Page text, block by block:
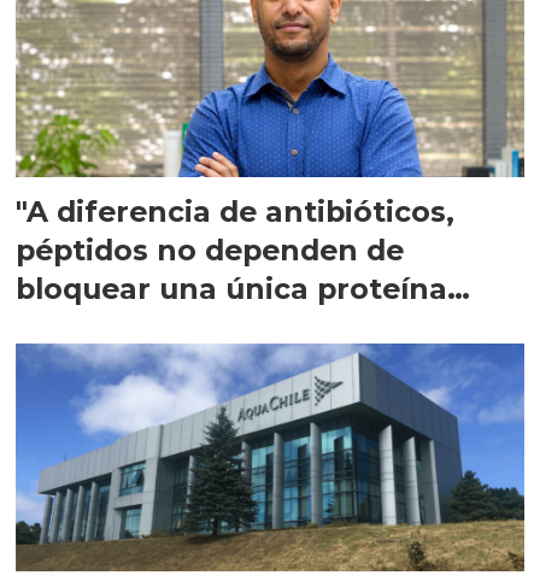
"A diferencia de antibióticos,
péptidos no dependen de
bloquear una única proteína